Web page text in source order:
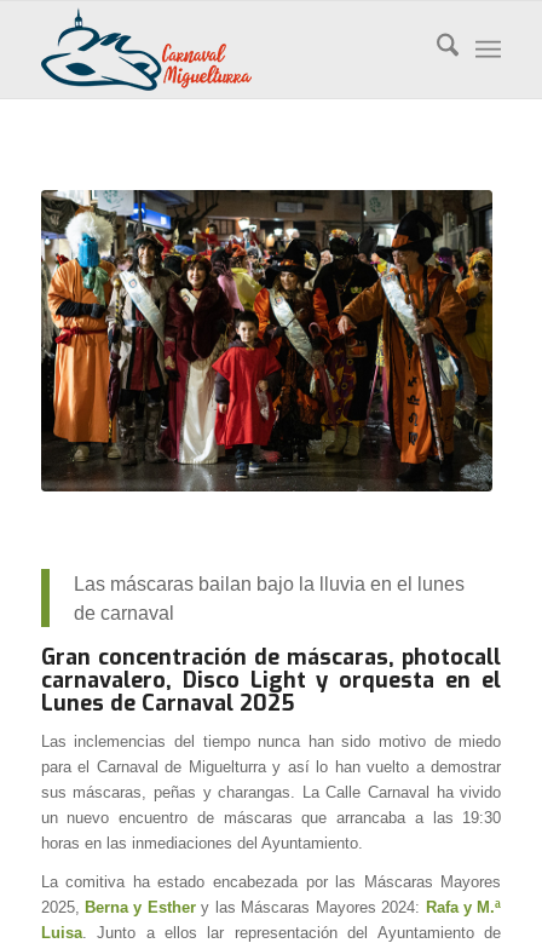
Las máscaras bailan bajo la lluvia en el lunes
de carnaval
Gran concentración de máscaras, photocall
carnavalero, Disco Light y orquesta en el
Lunes de Carnaval 2025
Las inclemencias del tiempo nunca han sido motivo de miedo
para el Carnaval de Miguelturray así lo han vuelto a demostrar
sus máscaras, peñas y charangas. La Calle Carnaval ha vivido
un nuevo encuentro de máscaras que arrancaba a las 19:30
horas en las inmediaciones del Ayuntamiento.
La comitiva ha estado encabezada por las Máscaras Mayores
2025,
Berna y Esthery las Máscaras Mayores 2024: Rafa y M.ª
Luisa. Junto a ellos lar representación del Ayuntamiento de